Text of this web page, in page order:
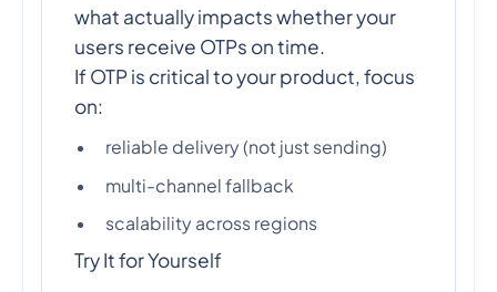
what actually impacts whether your
users receive OTPs on time.
If OTP is critical to your product, focus
on:
reliable delivery (not just sending)
multi-channel fallback
scalability across regions
Try It for Yourself